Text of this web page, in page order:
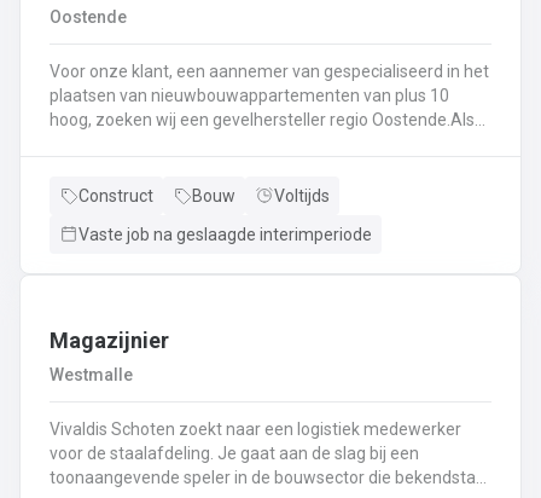
Oostende
Voor onze klant, een aannemer van gespecialiseerd in het
plaatsen van nieuwbouwappartementen van plus 10
hoog, zoeken wij een gevelhersteller regio Oostende.Als
collegas. Je zal voornamelijk ingezet worden voor:
gevel;Opnieuw voegen van bakstenen;Renovatie van
wapening en voorzien van een beschermlaag;Herstellen
2de natuur en heeft weinig geheimen voor jou. Je weet de
aanpakken. Dan is dit zeker de job voor jou!
Construct Bouw
Voltijds
Vaste job na geslaagde interimperiode
Magazijnier
Westmalle
Vivaldis Schoten zoekt naar een logistiek medewerker
voor de staalafdeling. Je gaat aan de slag bij een
toonaangevende speler in de bouwsector die bekendstaat